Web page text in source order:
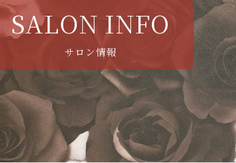
SALON INFO
サロン情報